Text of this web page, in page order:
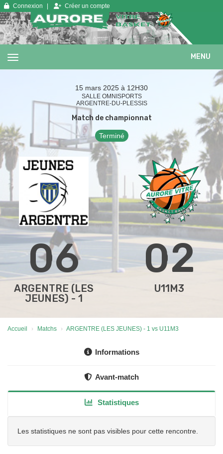
Connexion Créer un compte
MENU
15 mars 2025 à 12H30
SALLE OMNISPORTS
ARGENTRE-DU-PLESSIS
Match de championnat
Terminé
06 02
ARGENTRE (LES
JEUNES) - 1
U11M3
Accueil Matchs ARGENTRE (LES JEUNES) - 1 vs U11M3
Informations
Avant-match
Statistiques
Les statistiques ne sont pas visibles pour cette rencontre.
Panneau de gestion des cookies